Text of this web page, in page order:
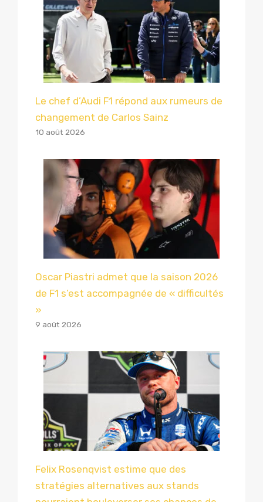
Le chef d’Audi F1 répond aux rumeurs de
changement de Carlos Sainz
10 août 2026
Oscar Piastri admet que la saison 2026
de F1 s’est accompagnée de « difficultés
»
9 août 2026
Felix Rosenqvist estime que des
stratégies alternatives aux stands